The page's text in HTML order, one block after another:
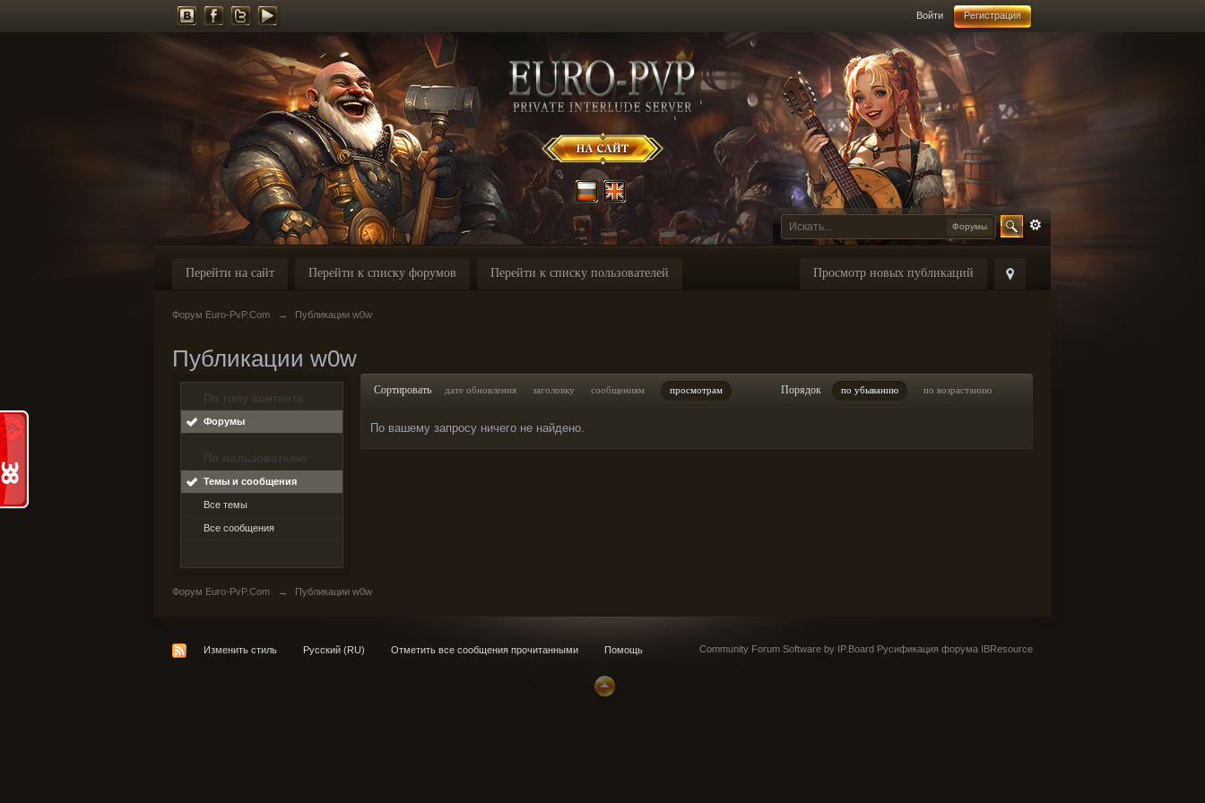
Войти Регистрация
Форумы
Просмотр новых публикаций
Перейти на сайт Перейти к списку форумов Перейти к списку пользователей
Форум Euro-PvP.Com → Публикации w0w
Публикации w0w
По типу контента
Форумы
По пользователю
Темы и сообщения
Все темы
Все сообщения
Сортировать дате обновления заголовку сообщениям просмотрам Порядок по убыванию по возрастанию
По вашему запросу ничего не найдено.
Форум Euro-PvP.Com → Публикации w0w
Изменить стиль Русский (RU) Отметить все сообщения прочитанными Помощь Community Forum Software by IP.Board Русификация форума IBResource